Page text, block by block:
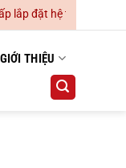
hệ thống điều hoà
GIỚI THIỆU